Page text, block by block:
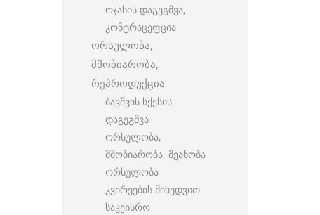
ოჯახის დაგეგმვა,
კონტრაცეფცია
ორსულობა,
მშობიარობა,
რეპროდუქცია
ბავშვის სქესის
დაგეგმვა
ორსულობა,
მშობიარობა, მეანობა
ორსულობა
კვირეების მიხედვით
საკეისრო